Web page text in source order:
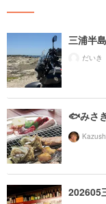
三浦半
だいき
🐟みさ
202605